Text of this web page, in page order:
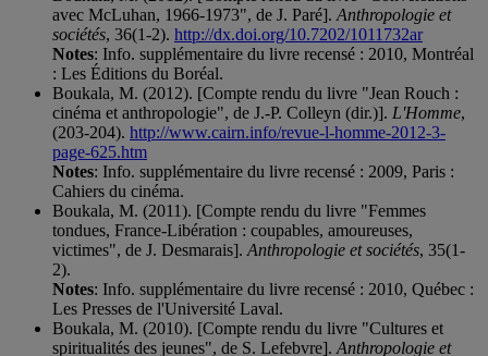
avec McLuhan, 1966-1973", de J. Paré]. Anthropologie et
sociétés, 36(1-2). http://dx.doi.org/10.7202/1011732ar
Notes: Info. supplémentaire du livre recensé : 2010, Montréal
: Les Éditions du Boréal.
Boukala, M. (2012). [Compte rendu du livre "Jean Rouch :
cinéma et anthropologie", de J.-P. Colleyn (dir.)]. L'Homme,
(203-204). http://www.cairn.info/revue-l-homme-2012-3-
page-625.htm
Notes: Info. supplémentaire du livre recensé : 2009, Paris :
Cahiers du cinéma.
Boukala, M. (2011). [Compte rendu du livre "Femmes
tondues, France-Libération : coupables, amoureuses,
victimes", de J. Desmarais]. Anthropologie et sociétés, 35(1-
2).
Notes: Info. supplémentaire du livre recensé : 2010, Québec :
Les Presses de l'Université Laval.
Boukala, M. (2010). [Compte rendu du livre "Cultures et
spiritualités des jeunes", de S. Lefebvre]. Anthropologie et